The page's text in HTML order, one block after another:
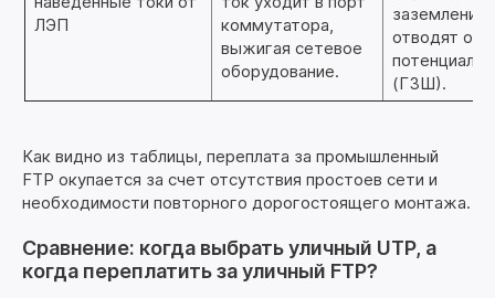
ЛЭП
коммутатора,
выжигая сетевое
оборудование.
отводят
потенциал
(ГЗШ).
Как видно из таблицы, переплата за промышленный
FTP окупается за счет отсутствия простоев сети и
необходимости повторного дорогостоящего монтажа.
Сравнение: когда выбрать уличный UTP, а
когда переплатить за уличный FTP?